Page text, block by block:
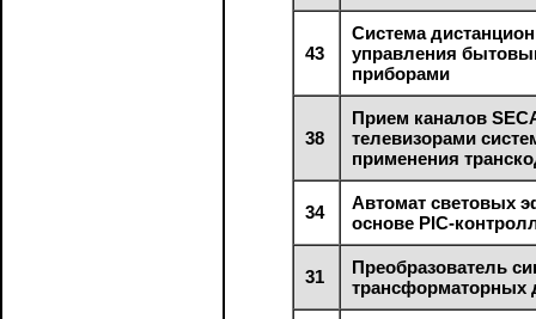
43
Система
управления
приборами
38
Прием каналов
телевизорами
применения
34
Автомат световых
основе РIС-
31
Преобразователь
трансформаторных